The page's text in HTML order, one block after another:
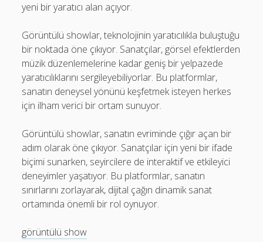
yeni bir yaratıcı alan açıyor.
Görüntülü showlar, teknolojinin yaratıcılıkla buluştuğu
bir noktada öne çıkıyor. Sanatçılar, görsel efektlerden
müzik düzenlemelerine kadar geniş bir yelpazede
yaratıcılıklarını sergileyebiliyorlar. Bu platformlar,
sanatın deneysel yönünü keşfetmek isteyen herkes
için ilham verici bir ortam sunuyor.
Görüntülü showlar, sanatın evriminde çığır açan bir
adım olarak öne çıkıyor. Sanatçılar için yeni bir ifade
biçimi sunarken, seyircilere de interaktif ve etkileyici
deneyimler yaşatıyor. Bu platformlar, sanatın
sınırlarını zorlayarak, dijital çağın dinamik sanat
ortamında önemli bir rol oynuyor.
görüntülü show